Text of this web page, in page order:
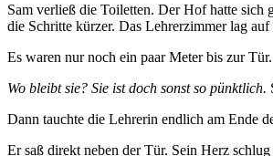
Sam verließ die Toiletten. Der Hof hatte sich
die Schritte kürzer. Das Lehrerzimmer lag
Es waren nur noch ein paar Meter bis zur Tür.
Wo bleibt sie? Sie ist doch sonst so pünktlich.
Dann tauchte die Lehrerin endlich am Ende
Er saß direkt neben der Tür. Sein Herz